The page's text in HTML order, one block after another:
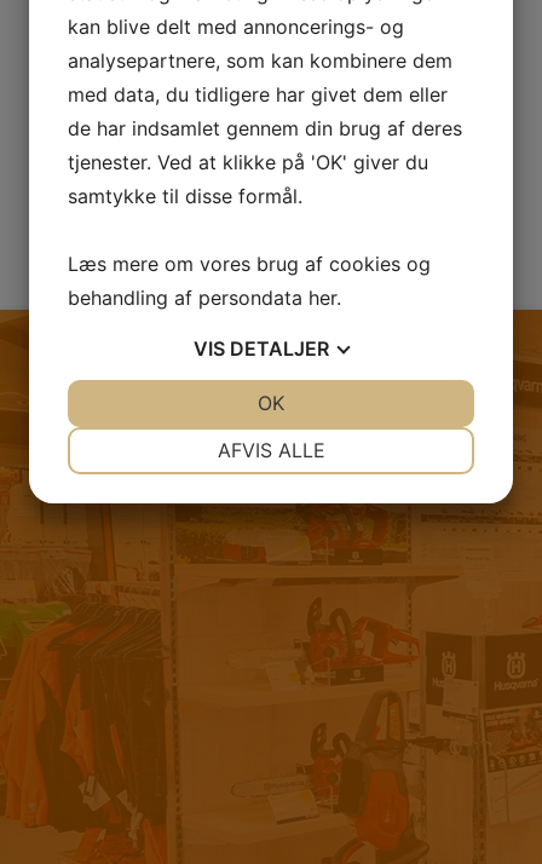
FØLG OS PÅ FACEBOOK
kan blive delt med annoncerings- og
analysepartnere, som kan kombinere dem
med data, du tidligere har givet dem eller
de har indsamlet gennem din brug af deres
tjenester. Ved at klikke på 'OK' giver du
samtykke til disse formål.
Læs mere om vores brug af cookies og
behandling af persondata her.
VIS DETALJER
MARKETING STATISTIK
AFVIS ALLE
OK